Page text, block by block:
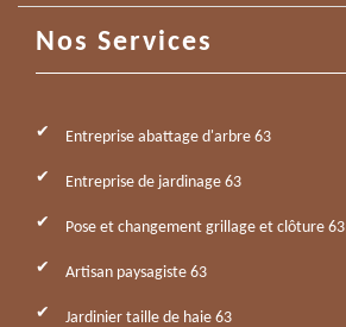
Nos Services
Entreprise abattage d'arbre 63
Entreprise de jardinage 63
Pose et changement grillage et clôture 63
Artisan paysagiste 63
Jardinier taille de haie 63